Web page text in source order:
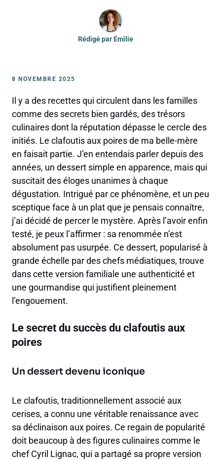
Rédigé par Émilie
8 NOVEMBRE 2025
Il y a des recettes qui circulent dans les familles
comme des secrets bien gardés, des trésors
culinaires dont la réputation dépasse le cercle des
initiés. Le clafoutis aux poires de ma belle-mère
en faisait partie. J’en entendais parler depuis des
années, un dessert simple en apparence, mais qui
suscitait des éloges unanimes à chaque
dégustation. Intrigué par ce phénomène, et un peu
sceptique face à un plat que je pensais connaître,
j’ai décidé de percer le mystère. Après l’avoir enfin
testé, je peux l’affirmer : sa renommée n’est
absolument pas usurpée. Ce dessert, popularisé à
grande échelle par des chefs médiatiques, trouve
dans cette version familiale une authenticité et
une gourmandise qui justifient pleinement
l’engouement.
Le secret du succès du clafoutis aux
poires
Un dessert devenu iconique
Le clafoutis, traditionnellement associé aux
cerises, a connu une véritable renaissance avec
sa déclinaison aux poires. Ce regain de popularité
doit beaucoup à des figures culinaires comme le
chef Cyril Lignac, qui a partagé sa propre version